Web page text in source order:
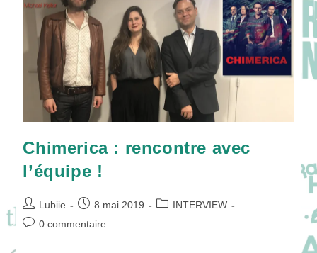
Chimerica : rencontre avec
l’équipe !
Auteur/autrice
de
Lubiie
Publication
publiée :
8 mai 2019
PostINTERVIEW
Commentaires
0 commentaire